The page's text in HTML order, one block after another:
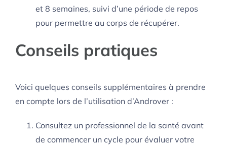
et 8 semaines, suivi d’une période de repos
pour permettre au corps de récupérer.
Conseils pratiques
Voici quelques conseils supplémentaires à prendre
en compte lors de l’utilisation d’Androver :
Consultez un professionnel de la santé avant
de commencer un cycle pour évaluer votre